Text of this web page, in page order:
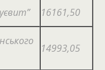
16161,50
14993,05